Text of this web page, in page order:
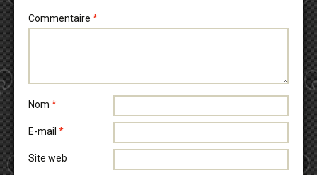
Commentaire *
Nom *
E-mail *
Site web